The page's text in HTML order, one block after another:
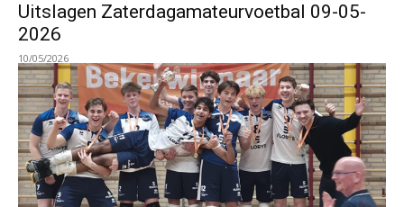
Uitslagen Zaterdagamateurvoetbal 09-05-
2026
10/05/2026